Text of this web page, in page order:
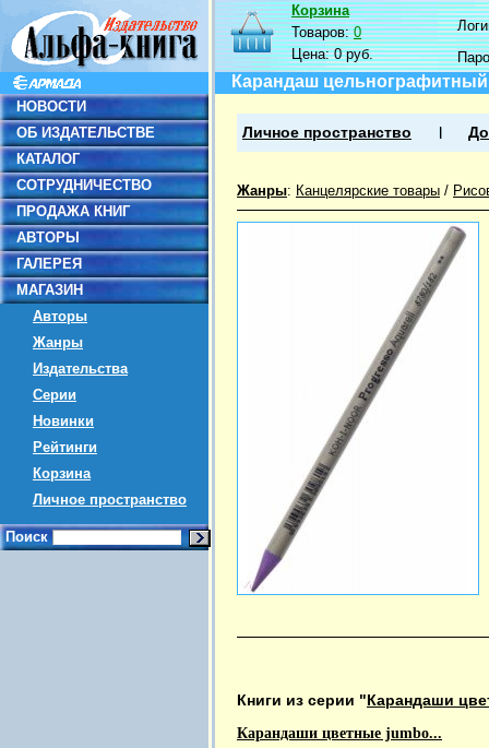
НОВОСТИ
ОБ ИЗДАТЕЛЬСТВЕ
КАТАЛОГ
СОТРУДНИЧЕСТВО
ПРОДАЖА КНИГ
АВТОРЫ
ГАЛЕРЕЯ
МАГАЗИН
Авторы
Жанры
Издательства
Серии
Новинки
Рейтинги
Корзина
Личное пространство
Поиск
Корзина
Товаров:0
Цена:0 руб.
Карандаш
Личное пространство
Жанры: Канцелярские товары /
Книги из серии "Карандаши
Карандаши цветные jumbo...